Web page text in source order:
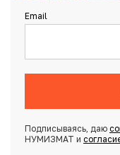
Email
Подписываясь, даю
НУМИЗМАТ и